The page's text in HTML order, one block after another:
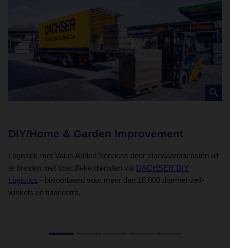
DIY/Home & Garden Improvement
Logistiek met Value Added Services door standaarddiensten uit
te breiden met specifieke diensten via DACHSER DIY
Logistics - bijvoorbeeld voor meer dan 18.000 doe-het-zelf-
winkels en tuincentra.